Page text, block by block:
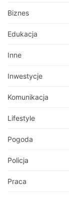
Biznes
Edukacja
Inne
Inwestycje
Komunikacja
Lifestyle
Pogoda
Policja
Praca